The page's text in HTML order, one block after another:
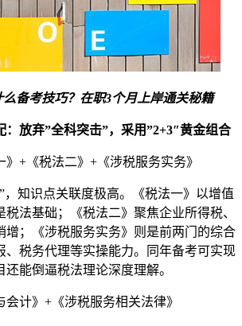
备考技巧？在职3个月上岸通关秘籍
：放弃”全科突击”，采用”2+3″黄金组合
+《税法二》+《涉税服务实务》
，知识点关联度极高。《税法一》以增值
法基础；《税法二》聚焦企业所得税、
增；《涉税服务实务》则是前两门的综合
、税务代理等实操能力。同年备考可实现
能倒逼税法理论深度理解。
计》+《涉税服务相关法律》